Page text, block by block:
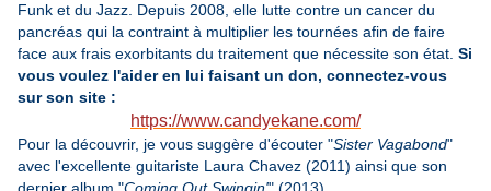
Funk et du Jazz. Depuis 2008, elle lutte contre un cancer du
pancréas qui la contraint à multiplier les tournées afin de faire
face aux frais exorbitants du traitement que nécessite son état. Si
vous voulez l'aider en lui faisant un don, connectez-vous
sur son site :
https://www.candyekane.com/
Pour la découvrir, je vous suggère d'écouter "Sister Vagabond"
avec l'excellente guitariste Laura Chavez (2011) ainsi que son